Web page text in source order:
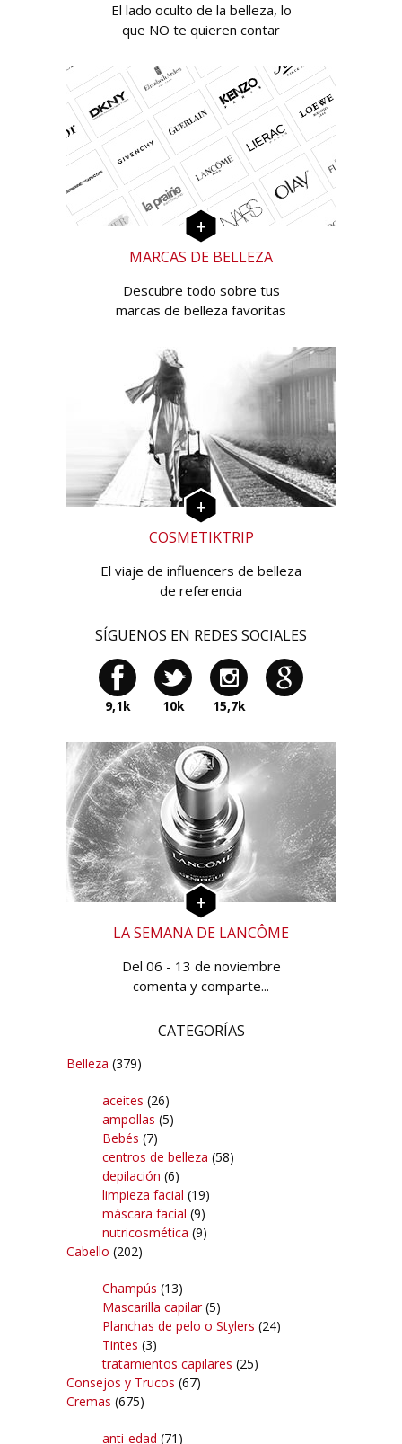
El lado oculto de la belleza, lo
que NO te quieren contar
MARCAS DE BELLEZA
Descubre todo sobre tus
marcas de belleza favoritas
COSMETIKTRIP
El viaje de influencers de belleza
de referencia
SÍGUENOS EN REDES SOCIALES
9,1k 10k 15,7k
LA SEMANA DE LANCÔME
Del 06 - 13 de noviembre
comenta y comparte...
CATEGORÍAS
Belleza (379)
aceites (26)
ampollas (5)
Bebés (7)
centros de belleza (58)
depilación (6)
limpieza facial (19)
máscara facial (9)
nutricosmética (9)
Cabello (202)
Champús (13)
Mascarilla capilar(5)
Planchas de pelo o Stylers (24)
Tintes (3)
tratamientos capilares (25)
Consejos y Trucos (67)
Cremas (675)
anti-edad (71)